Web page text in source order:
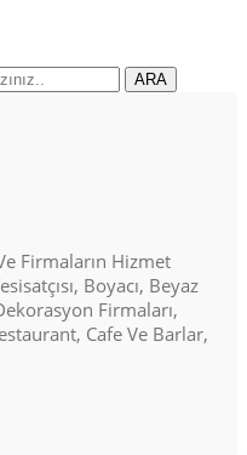
Firmaların Hizmet
Boyacı, Beyaz
Firmaları,
Cafe Ve Barlar,